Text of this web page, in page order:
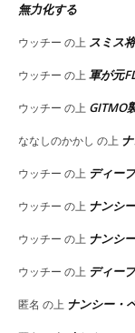
無力化する
ウッチー の上 スミス
ウッチー の上軍が元
ウッチー の上 GITMO
ななしのかかし の上
ウッチー の上 ディー
ウッチー の上 ナンシ
ウッチー の上 ナンシ
ウッチー の上 ディー
匿名 の上 ナンシー・